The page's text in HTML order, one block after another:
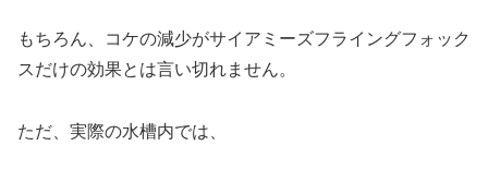
もちろん、コケの減少がサイアミーズフライングフォック
スだけの効果とは言い切れません。
ただ、実際の水槽内では、